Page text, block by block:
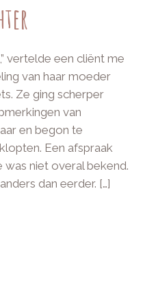
vertelde een cliënt me
van haar moeder
Ze ging scherper
van
en begon te
Een afspraak
niet overal bekend.
dan eerder. […]